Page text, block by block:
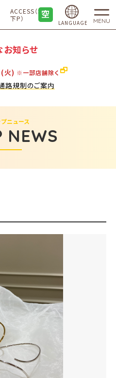
ACCESS（地
下P）
LANGUAGE MENU
お知らせ
(火) ※一部店舗除く
路規制のご案内
NEWS
ニュース